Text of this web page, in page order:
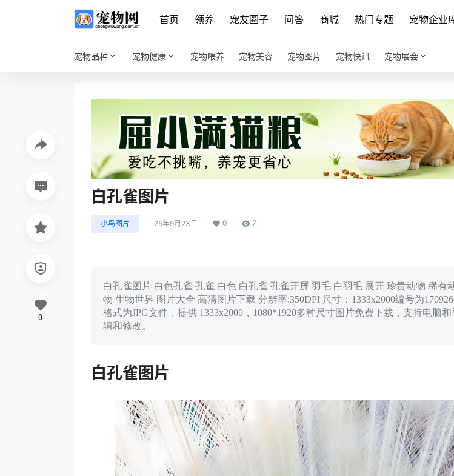
首页 领养 宠友圈子 问答 商城 热门专题 宠物企业
宠物品种 宠物健康 宠物喂养 宠物美容 宠物图片 宠物快讯 宠物展会
白孔雀图片
小鸟图片 25年9月23日 0 7
白孔雀图片 白色孔雀 孔雀 白色 白孔雀 孔雀开屏 羽毛 白羽毛 展开 珍贵动物 稀有
物 生物世界 图片大全 高清图片下载 分辨率:350DPI 尺寸：1333x2000编号为
格式为JPG文件，提供 1333x2000，1080*1920多种尺寸图片免费下载，支持电脑
辑和修改。
白孔雀图片
0